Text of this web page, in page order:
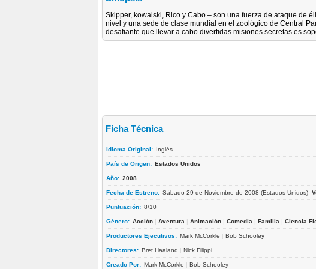
Skipper, kowalski, Rico y Cabo – son una fuerza de ataque de
nivel y una sede de clase mundial en el zoológico de Central
desafiante que llevar a cabo divertidas misiones secretas es
Ficha Técnica
Idioma Original: Inglés
País de Origen: Estados Unidos
Año: 2008
Fecha de Estreno: Sábado 29 de Noviembre de 2008 (Estados Unidos)
Puntuación: 8/10
Género: Acción | Aventura | Animación | Comedia | Familia | Ciencia
Productores Ejecutivos: Mark McCorkle | Bob Schooley
Directores: Bret Haaland | Nick Filippi
Creado Por: Mark McCorkle | Bob Schooley